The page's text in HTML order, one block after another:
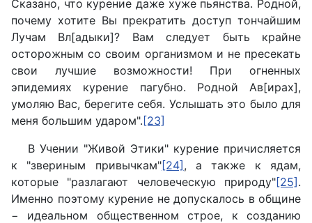
Сказано, что курение даже хуже пьянства. Родной,
почему хотите Вы прекратить доступ тончайшим
Лучам Вл[адыки]? Вам следует быть крайне
осторожным со своим организмом и не пресекать
свои лучшие возможности! При огненных
эпидемиях курение пагубно. Родной Ав[ирах],
умоляю Вас, берегите себя. Услышать это было для
меня большим ударом".[23]
В Учении "Живой Этики" курение причисляется
к "звериным привычкам"[24], а также к ядам,
которые "разлагают человеческую природу"[25].
Именно поэтому курение не допускалось в общине
− идеальном общественном строе, к созданию